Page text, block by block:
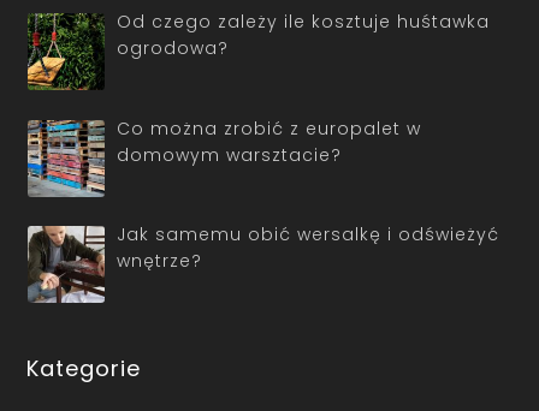
Od czego zależy ile kosztuje huśtawka
ogrodowa?
Co można zrobić z europalet w
domowym warsztacie?
Jak samemu obić wersalkę i odświeżyć
wnętrze?
Kategorie